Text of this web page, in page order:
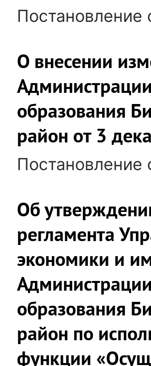
Постановление
О внесении
образования
район от 3
Постановление
Об
регламента
экономики и
образования
район по
функции